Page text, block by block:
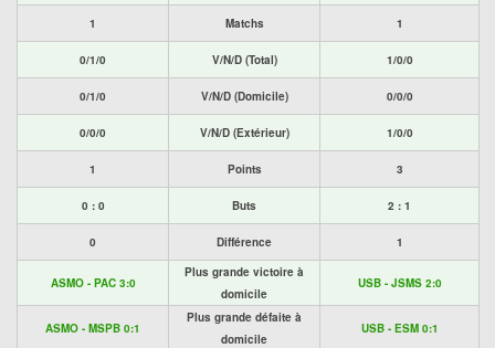
1 Matchs 1
0/1/0 V/N/D (Total) 1/0/0
0/1/0 V/N/D (Domicile) 0/0/0
0/0/0 V/N/D (Extérieur) 1/0/0
1 Points 3
0 : 0 Buts 2 : 1
0 Différence 1
ASMO - PAC 3:0
Plus grande victoire à
domicile
USB - JSMS 2:0
ASMO - MSPB 0:1
Plus grande défaite à
domicile
USB - ESM 0:1